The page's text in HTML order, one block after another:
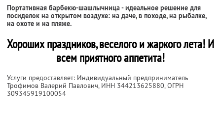
Портативная барбекю-шашлычница - идеальное решение для
посиделок на открытом воздухе: на даче, в походе, на рыбалке,
на охоте и на пляже.
Хороших праздников, веселого и жаркого лета! И
всем приятного аппетита!
Услуги предоставляет: Индивидуальный предприниматель
Трофимов Валерий Павлович, ИНН 344213625880, ОГРН
309345919100054